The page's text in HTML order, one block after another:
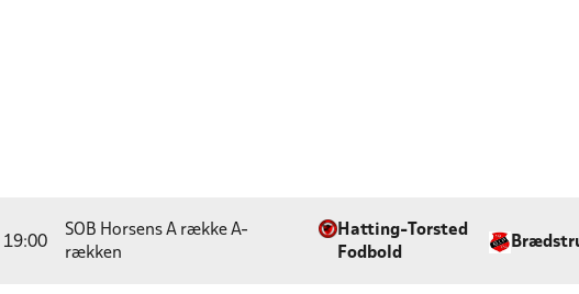
19:00
SOB Horsens A række A-
rækken
Hatting-Torsted
Fodbold